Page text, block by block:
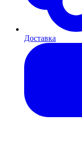
Доставка